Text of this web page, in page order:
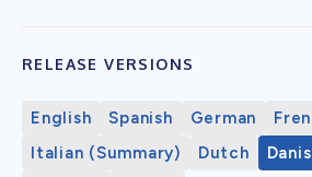
RELEASE VERSIONS
English Spanish German
Italian (Summary)
Dutch